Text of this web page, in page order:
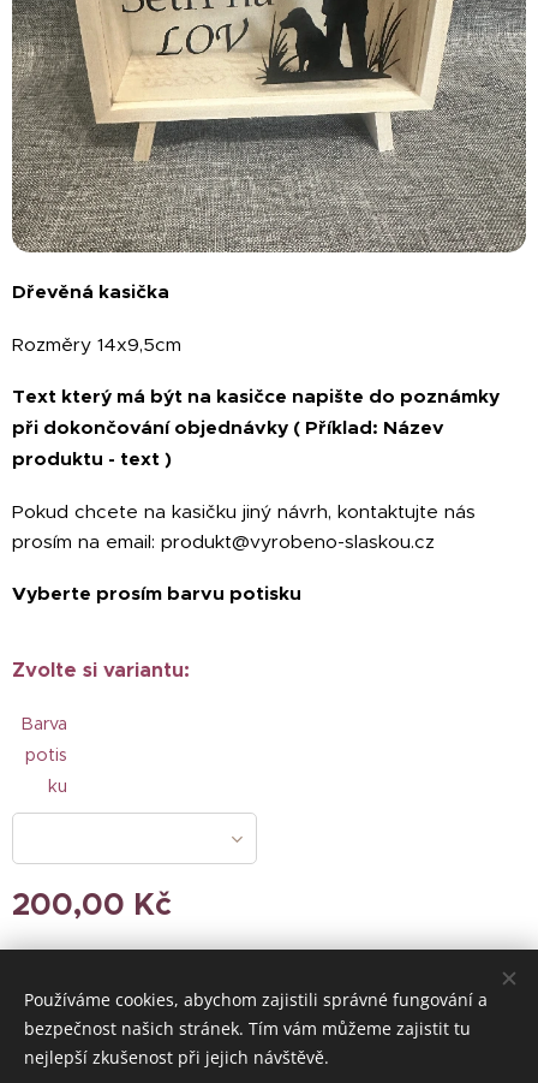
Dřevěná kasička
Rozměry 14x9,5cm
Text který má být na kasičce napište do poznámky
při dokončování objednávky ( Příklad: Název
produktu - text )
Pokud chcete na kasičku jiný návrh, kontaktujte nás
prosím na email: produkt@vyrobeno-slaskou.cz
Vyberte prosím barvu potisku
Zvolte si variantu:
Barva
potis
ku
200,00 Kč
© 2024 Všechna práva vyhrazena
Vytvořeno službouWebnode
Používáme cookies, abychom zajistili správné fungování a
bezpečnost našich stránek. Tím vám můžeme zajistit tu
nejlepší zkušenost při jejich návštěvě.